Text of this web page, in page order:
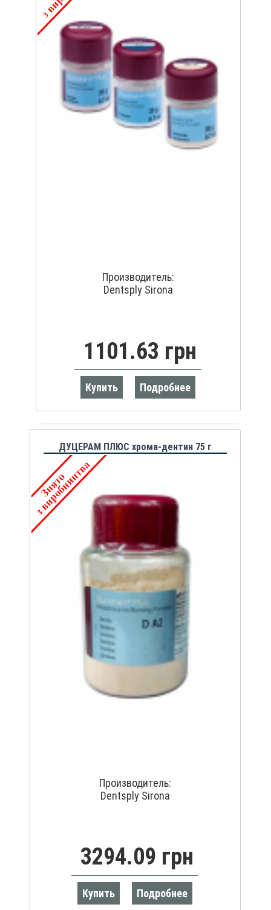
Производитель:
Dentsply Sirona
1101.63 грн
Купить Подробнее
ДУЦЕРАМ ПЛЮС хрома-дентин 75 г
Производитель:
Dentsply Sirona
3294.09 грн
Купить Подробнее